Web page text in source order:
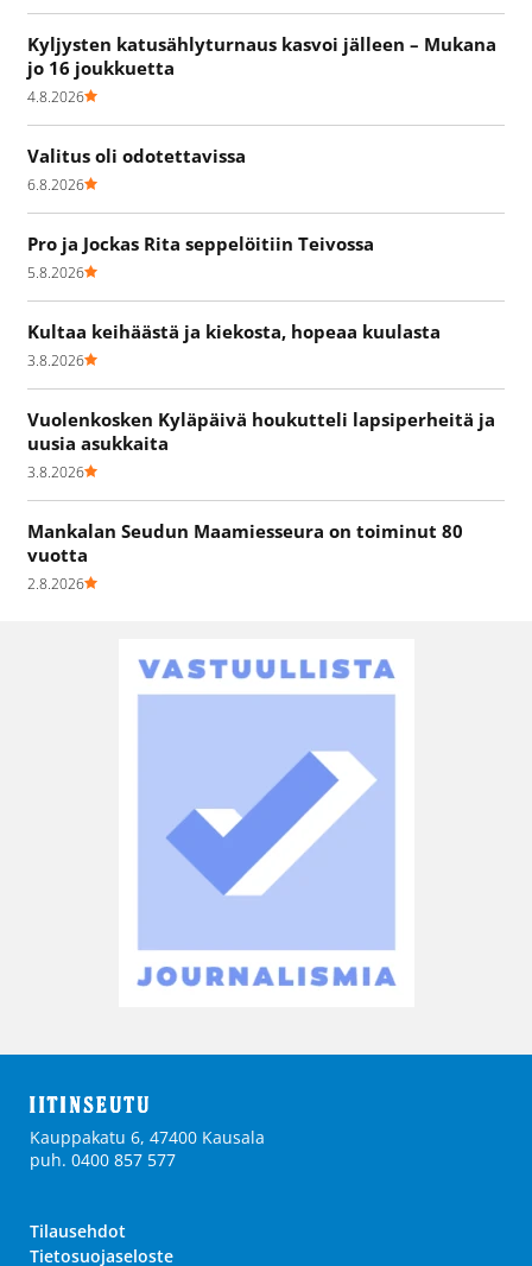
Kyljysten katusählyturnaus kasvoi jälleen – Mukana
jo 16 joukkuetta
4.8.2026
Valitus oli odotettavissa
6.8.2026
Pro ja Jockas Rita seppelöitiin Teivossa
5.8.2026
Kultaa keihäästä ja kiekosta, hopeaa kuulasta
3.8.2026
Vuolenkosken Kyläpäivä houkutteli lapsiperheitä ja
uusia asukkaita
3.8.2026
Mankalan Seudun Maamiesseura on toiminut 80
vuotta
2.8.2026
Kauppakatu 6, 47400 Kausala
puh. 0400 857 577
Tilausehdot
Tietosuojaseloste